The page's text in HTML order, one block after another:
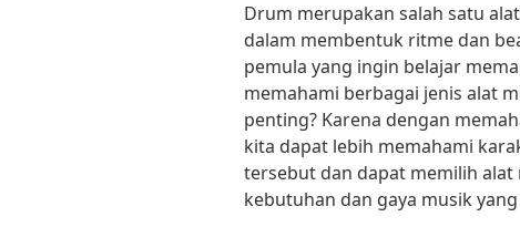
Drum merupakan salah satu
dalam membentuk ritme dan
pemula yang ingin belajar
memahami berbagai jenis alat
penting? Karena dengan
kita dapat lebih memahami
tersebut dan dapat memilih alat
kebutuhan dan gaya musik